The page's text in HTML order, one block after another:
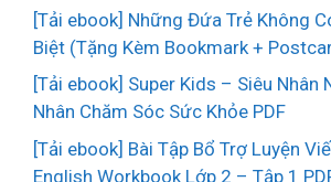
[Tải ebook] Những Đứa Trẻ Không
Biệt (Tặng Kèm Bookmark +
[Tải ebook] Super Kids – Siêu Nhân
Nhân Chăm Sóc Sức Khỏe PDF
[Tải ebook] Bài Tập Bổ Trợ Luyện
English Workbook Lớp 2 – Tập 1